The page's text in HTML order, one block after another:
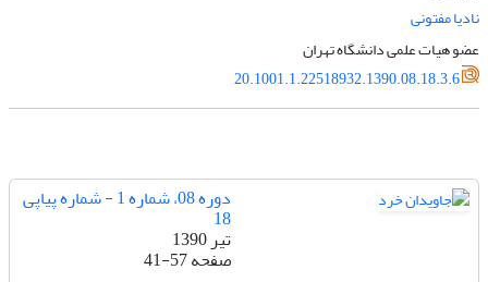
نادیا مفتونی
عضو هیات علمی دانشگاه تهران
20.1001.1.22518932.1390.08.18.3.6
دوره 08، شماره 1 - شماره پیاپی
18
تیر 1390
صفحه41-57